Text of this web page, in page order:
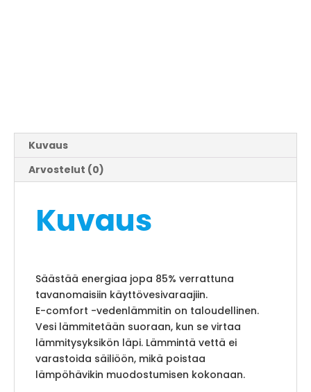
Kuvaus
Arvostelut (0)
Kuvaus
Säästää energiaa jopa 85% verrattuna
tavanomaisiin käyttövesivaraajiin.
E-comfort -vedenlämmitin on taloudellinen.
Vesi lämmitetään suoraan, kun se virtaa
lämmitysyksikön läpi. Lämmintä vettä ei
varastoida säiliöön, mikä poistaa
lämpöhävikin muodostumisen kokonaan.